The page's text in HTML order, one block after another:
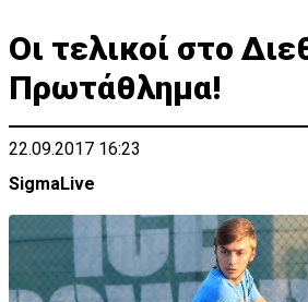
Οι τελικοί στο
Πρωτάθλημα!
22.09.2017 16:23
SigmaLive